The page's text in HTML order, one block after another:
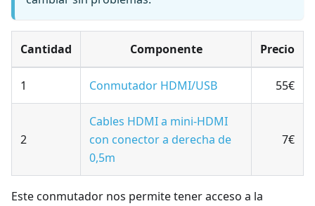
Cantidad Componente Precio
1 Conmutador HDMI/USB 55€
2
Cables HDMI a mini-HDMI
con conector a derecha de
0,5m
7€
Este conmutador nos permite tener acceso a la